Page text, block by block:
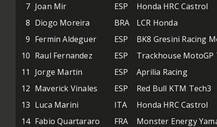
7 Joan Mir ESP
Honda HRC Castrol
8 Diogo Moreira BRA
LCR Honda
9 Fermin Aldeguer ESP
BK8 Gresini Racing
10 Raul Fernandez ESP
Trackhouse MotoGP
11
Jorge Martin ESP
Aprilia Racing
12 Maverick Vinales ESP
Red Bull KTM Tech3
13 Luca Marini ITA
Honda HRC Castrol
14 Fabio Quartararo FRA
Monster Energy